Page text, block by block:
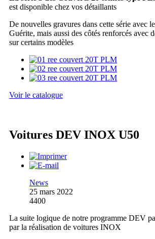
est disponible chez vos détaillants
De nouvelles gravures dans cette série avec
Guérite, mais aussi des côtés renforcés avec
sur certains modèles
Voir le catalogue
Voitures DEV INOX U50
News
25 mars 2022
4400
La suite logique de notre programme DEV
par la réalisation de voitures INOX